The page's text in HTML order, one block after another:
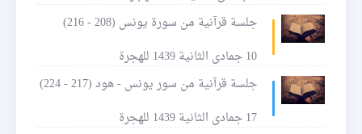
جلسة قرآنية من سورة يونس (208 - 216)
10 جمادى الثانية 1439 للهجرة
جلسة قرآنية من سور يونس - هود (217 - 224)
17 جمادى الثانية 1439 للهجرة